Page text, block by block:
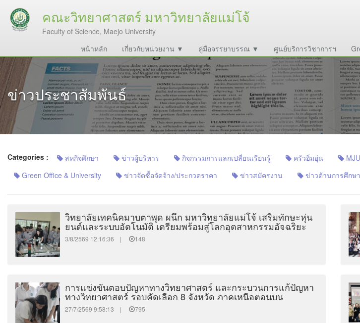
คณะวิทยาศาสตร์ มหาวิทยาลัยแม่โจ้
Faculty of Science, Maejo University
หน้าหลัก เกี่ยวกับหน่วยงาน ▼ คู่มือจรรยาบรรณ ▼ ศูนย์บริการวิชาการฯ
ข่าวประชาสัมพันธ์
Categories : สหกิจศึกษา ข่าวผู้บริหาร กิจกรรมการแลกเปลี่ยนเรียนรู้ ครัวอิ่มอุ่น
Green Office & University
ข่าวจัดซื้อจัดจ้าง/ประกวดราคา ข่าวสมัครงาน ข่าวด้านการศึกษา
วิทยาลัยเทคนิคมาบตาพุด ผนึก มหาวิทยาลัยแม่โจ้ เสริมทักษะหุ่น
ยนต์และระบบอัตโนมัติ เตรียมพร้อมสู่โลกอุตสาหกรรมอัจฉริยะ
3/8/2569 12:16:36 | 148
การแข่งขันตอบปัญหาทางวิทยาศาสตร์ และกระบวนการแก้ปัญหา
ทางวิทยาศาสตร์ รอบคัดเลือก 8 จังหวัด ภาคเหนือตอนบน
27/7/2569 9:58:13 | 795